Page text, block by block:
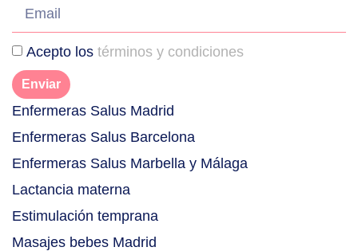
Acepto los términos y condiciones
Enviar
Enfermeras Salus Madrid
Enfermeras Salus Barcelona
Enfermeras Salus Marbella y Málaga
Lactancia materna
Estimulación temprana
Masajes bebes Madrid